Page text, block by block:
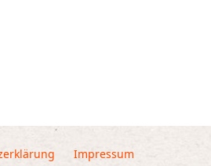
Impressum